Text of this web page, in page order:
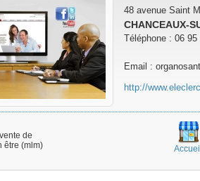
48 avenue Saint
CHANCEAUX-
Téléphone : 06 95
Email :
http://
de
être (mlm)